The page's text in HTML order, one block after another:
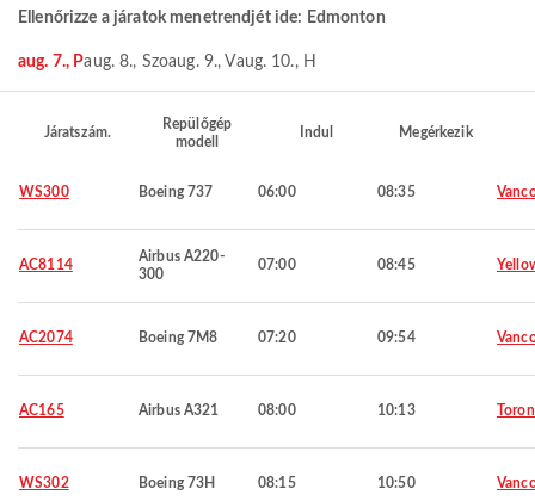
Ellenőrizze a járatok menetrendjét ide: Edmonton
aug. 7., Paug. 8., Szoaug. 9., Vaug. 10., H
Járatszám.
Repülőgép
modell
Indul Megérkezik
WS300 Boeing 737 06:00 08:35
AC8114
Airbus A220-
300
07:00 08:45
AC2074 Boeing 7M8 07:20 09:54
AC165 Airbus A321 08:00 10:13
WS302 Boeing 73H 08:15 10:50